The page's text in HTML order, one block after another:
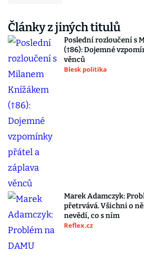
Články z jiných titulů
Poslední rozloučení s
(†86): Dojemné
věnců
Blesk politika
Marek Adamczyk:
přetrvává. Všichni o
nevědí, co s ním
Reflex.cz